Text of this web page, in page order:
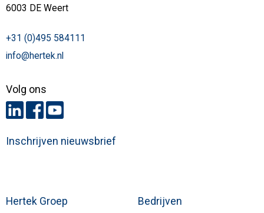
Hertek Groep Bedrijven
6003 DE Weert
+31 (0)495 584111
info@hertek.nl
Volg ons
Inschrijven nieuwsbrief